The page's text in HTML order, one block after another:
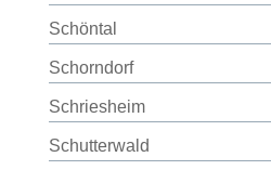
Schöntal
Schorndorf
Schriesheim
Schutterwald